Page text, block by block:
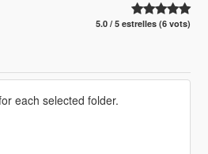
5.0 / 5 estrelles (6 vots)
each selected folder.